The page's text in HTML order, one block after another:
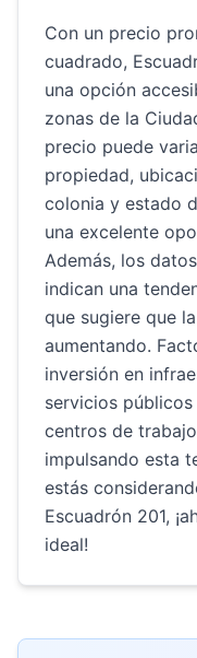
Con un precio
cuadrado,
una opción
zonas de la
precio puede
propiedad,
colonia y estado
una excelente
Además, los
indican una
que sugiere que
aumentando.
inversión en
servicios
centros de
impulsando esta
estás
Escuadrón 201,
ideal!